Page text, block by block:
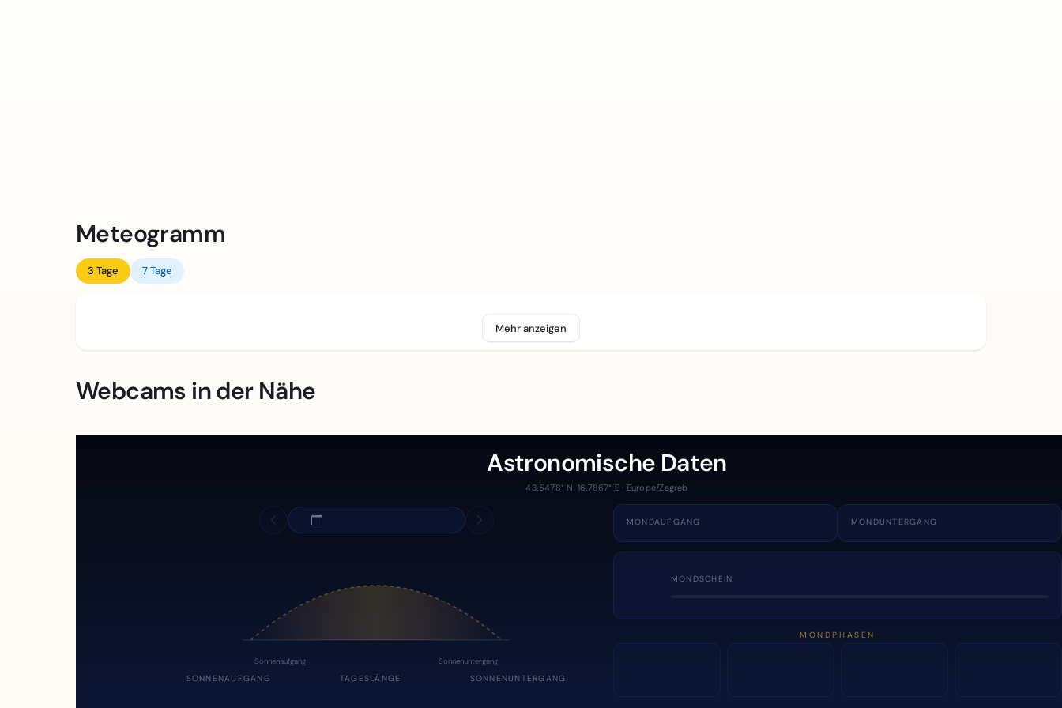
Meteogramm
3 Tage 7 Tage
Mehr anzeigen
Webcams in der Nähe
Astronomische Daten
43.5478° N, 16.7867° E · Europe/Zagreb
Sonnenaufgang Sonnenuntergang
SONNENAUFGANG TAGESLÄNGE SONNENUNTERGANG
MONDAUFGANG MONDUNTERGANG
MONDSCHEIN
MONDPHASEN